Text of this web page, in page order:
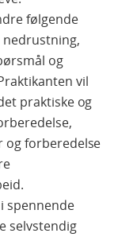
følgende
og
vil
praktiske og
og forberedelse
spennende
selvstendig